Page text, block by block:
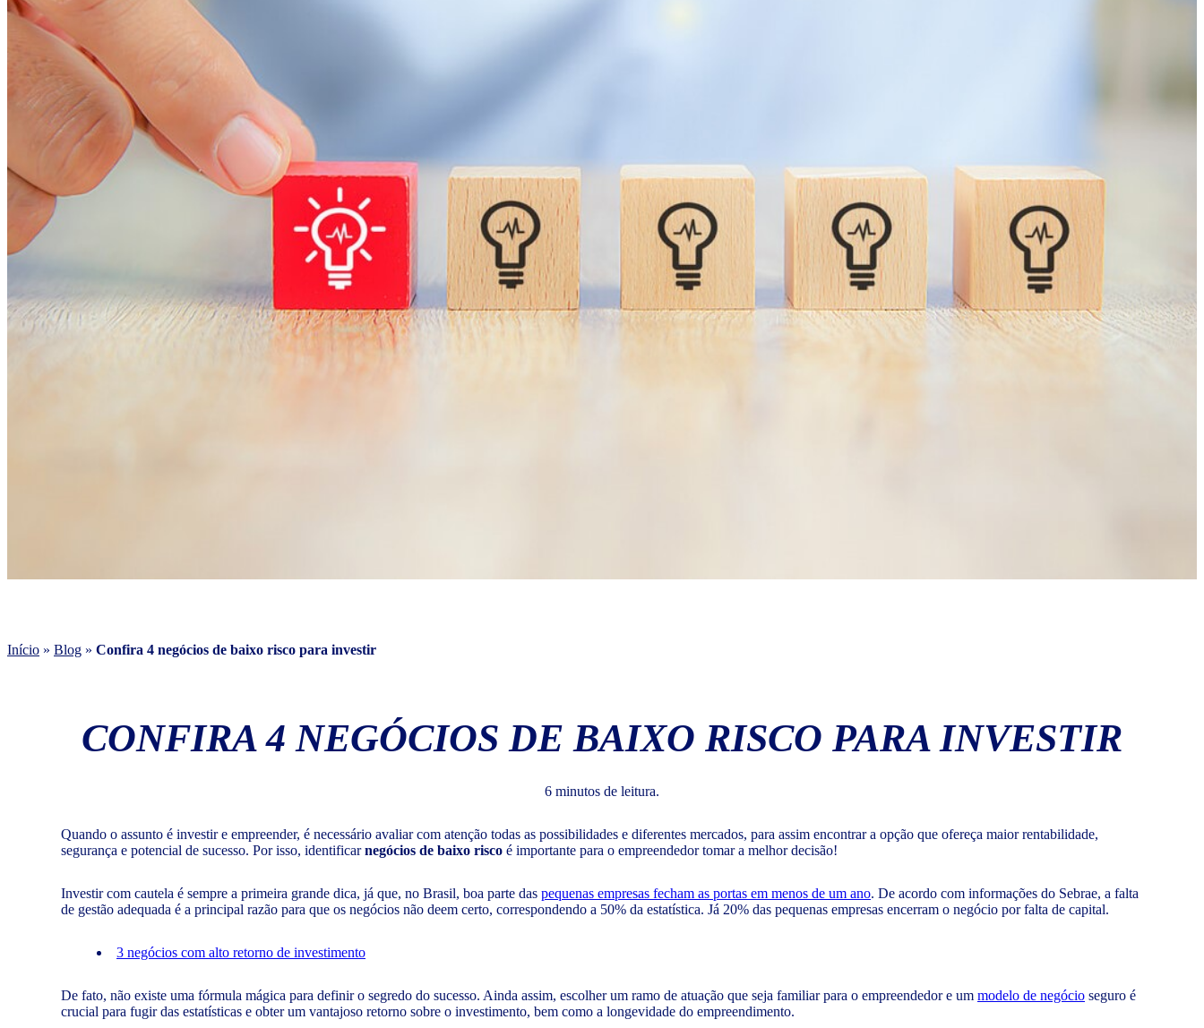
Início » Blog » Confira 4 negócios de baixo risco para investir
CONFIRA 4 NEGÓCIOS DE BAIXO RISCO PARA INVESTIR
6 minutos de leitura.
Quando o assunto é investir e empreender, é necessário avaliar com atenção todas as possibilidades e diferentes mercados, para assim encontrar a opção que ofereça maior rentabilidade,
segurança e potencial de sucesso. Por isso, identificarnegócios de baixo risco é importante para o empreendedor tomar a melhor decisão!
Investir com cautela é sempre a primeira grande dica, já que, no Brasil, boa parte das pequenas empresas fecham as portas em menos de um ano. De acordo com informações do Sebrae, a falta
de gestão adequada é a principal razão para que os negócios não deem certo, correspondendo a 50% da estatística. Já 20% das pequenas empresas encerram o negócio por falta de capital.
3 negócios com alto retorno de investimento
De fato, não existe uma fórmula mágica para definir o segredo do sucesso. Ainda assim, escolher um ramo de atuação que seja familiar para o empreendedor e um modelo de negócio seguro é
crucial para fugir das estatísticas e obter um vantajoso retorno sobre o investimento, bem como a longevidade do empreendimento.